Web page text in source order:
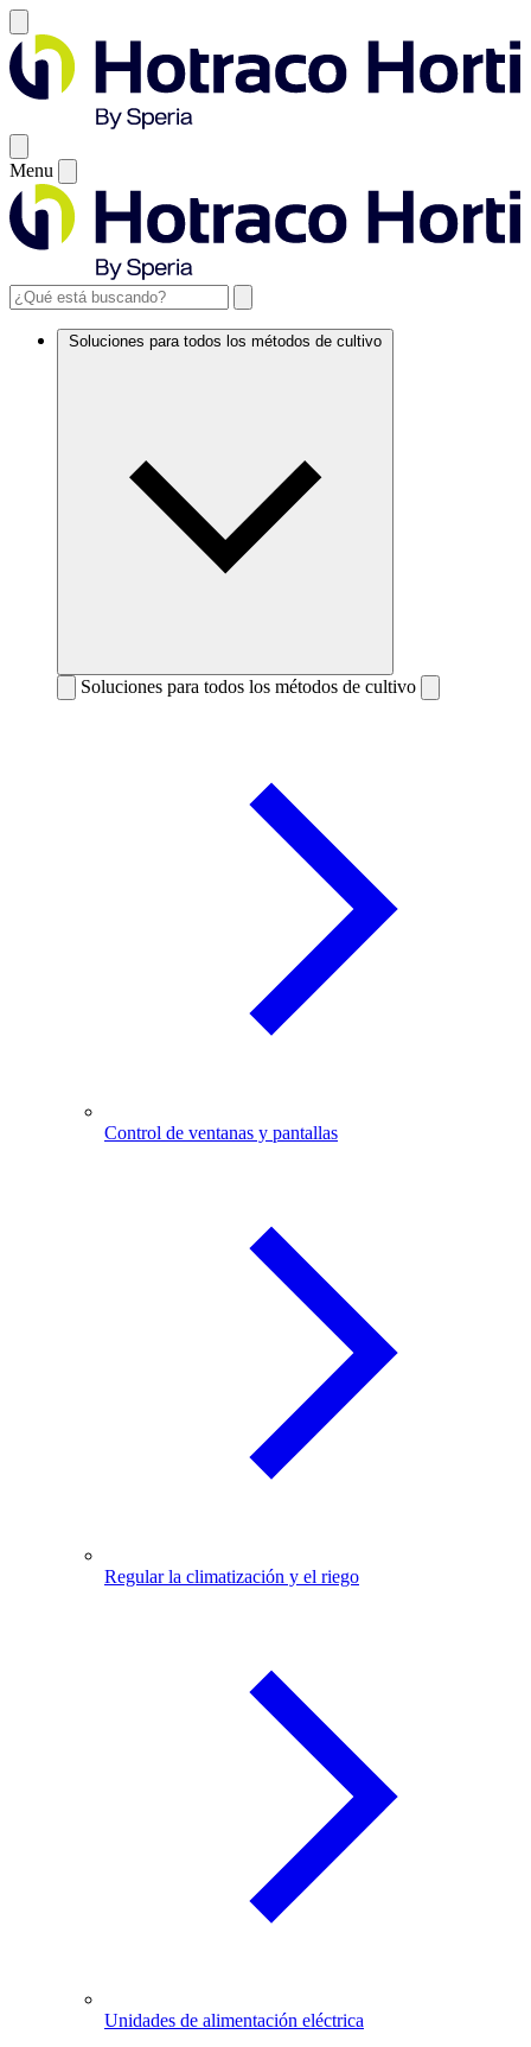
Menu
Soluciones para todos los métodos de cultivo
Soluciones para todos los métodos de cultivo
Control de ventanas y pantallas
Regular la climatización y el riego
Unidades de alimentación eléctrica